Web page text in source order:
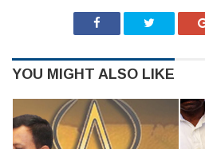
YOU MIGHT ALSO LIKE